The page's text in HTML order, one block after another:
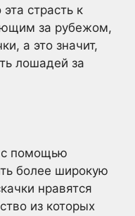
страсть к
за рубежом,
а это значит,
лошадей за
с помощью
более широкую
нравятся
из которых